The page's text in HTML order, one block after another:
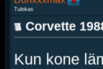
Tulokas
Corvette
Kun kone